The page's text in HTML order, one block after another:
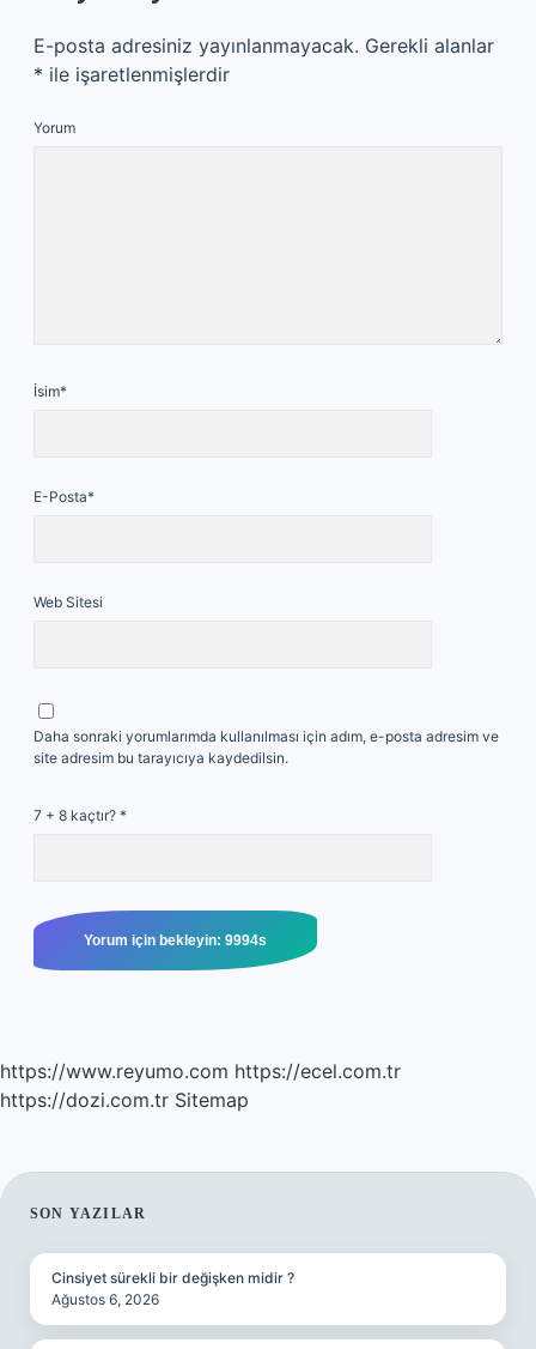
E-posta adresiniz yayınlanmayacak. Gerekli alanlar
* ile işaretlenmişlerdir
Yorum
İsim*
E-Posta*
Web Sitesi
Daha sonraki yorumlarımda kullanılması için adım, e-posta adresim ve
site adresim bu tarayıcıya kaydedilsin.
7 + 8 kaçtır? *
https://www.reyumo.com https://ecel.com.tr
https://dozi.com.tr Sitemap
SIDEBAR
SON YAZILAR
Cinsiyet sürekli bir değişken midir ?
Ağustos 6, 2026